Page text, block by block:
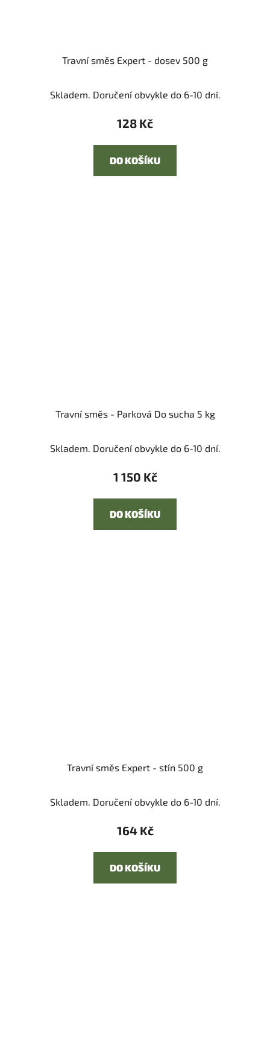
Travní směs Expert - dosev 500 g
Skladem. Doručení obvykle do 6-10 dní.
128 Kč
DO KOŠÍKU
Travní směs - Parková Do sucha 5 kg
Skladem. Doručení obvykle do 6-10 dní.
1 150 Kč
DO KOŠÍKU
Travní směs Expert - stín 500 g
Skladem. Doručení obvykle do 6-10 dní.
164 Kč
DO KOŠÍKU